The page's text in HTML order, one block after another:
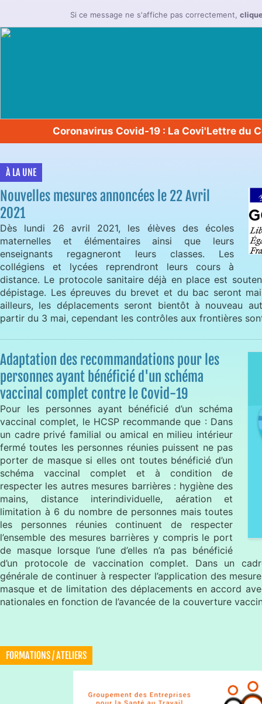
Si ce message ne s'affiche pas correctement,
Coronavirus Covid-19 : La Covi'Lettre du
À LA UNE
Nouvelles mesures annoncées le 22 Avril
2021
Dès lundi 26 avril 2021, les élèves des écoles
maternelles et élémentaires ainsi que leurs
enseignants regagneront leurs classes. Les
collégiens et lycées reprendront leurs cours à
distance. Le protocole sanitaire déjà en place est
dépistage. Les épreuves du brevet et du bac seront
ailleurs, les déplacements seront bientôt à nouveau
partir du 3 mai, cependant les contrôles aux frontières
Adaptation des recommandations pour les
personnes ayant bénéficié d'un schéma
vaccinal complet contre le Covid-19
Pour les personnes ayant bénéficié d’un schéma
vaccinal complet, le HCSP recommande que : Dans
un cadre privé familial ou amical en milieu intérieur
fermé toutes les personnes réunies puissent ne pas
porter de masque si elles ont toutes bénéficié d’un
schéma vaccinal complet et à condition de
respecter les autres mesures barrières : hygiène des
mains, distance interindividuelle, aération et
limitation à 6 du nombre de personnes mais toutes
les personnes réunies continuent de respecter
l’ensemble des mesures barrières y compris le port
de masque lorsque l’une d’elles n’a pas bénéficié
d’un protocole de vaccination complet. Dans un
générale de continuer à respecter l’application des
masque et de limitation des déplacements en accord
nationales en fonction de l’avancée de la couverture
FORMATIONS / ATELIERS